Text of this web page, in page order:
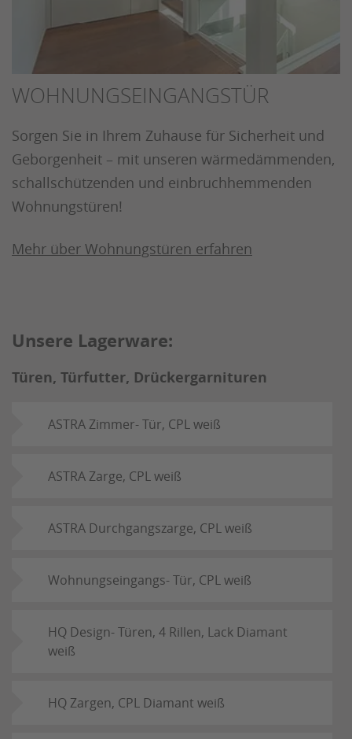
WOHNUNGSEINGANGSTÜR
Sorgen Sie in Ihrem Zuhause für Sicherheit und
Geborgenheit – mit unseren wärmedämmenden,
schallschützenden und einbruchhemmenden
Wohnungstüren!
Mehr über Wohnungstüren erfahren
Unsere Lagerware:
Türen, Türfutter, Drückergarnituren
ASTRA Zimmer- Tür, CPL weiß
ASTRA Zarge, CPL weiß
ASTRA Durchgangszarge, CPL weiß
Wohnungseingangs- Tür, CPL weiß
HQ Design- Türen, 4 Rillen, Lack Diamant
weiß
HQ Zargen, CPL Diamant weiß